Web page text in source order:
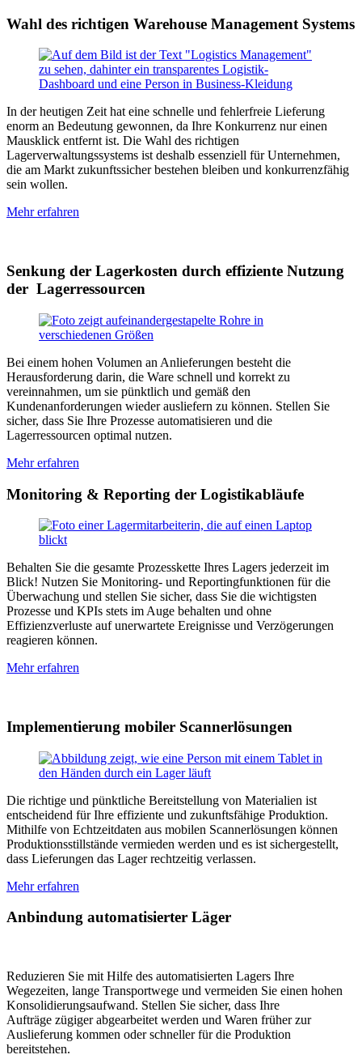
Wahl des richtigen Warehouse Management Systems
In der heutigen Zeit hat eine schnelle und fehlerfreie Lieferung
enorm an Bedeutung gewonnen, da Ihre Konkurrenz nur einen
Mausklick entfernt ist. Die Wahl des richtigen
Lagerverwaltungssystems ist deshalb essenziell für Unternehmen,
die am Markt zukunftssicher bestehen bleiben und konkurrenzfähig
sein wollen.
Mehr erfahren
Senkung der Lagerkosten durch effiziente Nutzung
der Lagerressourcen
Bei einem hohen Volumen an Anlieferungen besteht die
Herausforderung darin, die Ware schnell und korrekt zu
vereinnahmen, um sie pünktlich und gemäß den
Kundenanforderungen wieder ausliefern zu können. Stellen Sie
sicher, dass Sie Ihre Prozesse automatisieren und die
Lagerressourcen optimal nutzen.
Mehr erfahren
Monitoring & Reporting der Logistikabläufe
Behalten Sie die gesamte Prozesskette Ihres Lagers jederzeit im
Blick! Nutzen Sie Monitoring- und Reportingfunktionen für die
Überwachung und stellen Sie sicher, dass Sie die wichtigsten
Prozesse und KPIs stets im Auge behalten und ohne
Effizienzverluste auf unerwartete Ereignisse und Verzögerungen
reagieren können.
Mehr erfahren
Implementierung mobiler Scannerlösungen
Die richtige und pünktliche Bereitstellung von Materialien ist
entscheidend für Ihre effiziente und zukunftsfähige Produktion.
Mithilfe von Echtzeitdaten aus mobilen Scannerlösungen können
Produktionsstillstände vermieden werden und es ist sichergestellt,
dass Lieferungen das Lager rechtzeitig verlassen.
Mehr erfahren
Anbindung automatisierter Läger
Reduzieren Sie mit Hilfe des automatisierten Lagers Ihre
Wegezeiten, lange Transportwege und vermeiden Sie einen hohen
Konsolidierungsaufwand. Stellen Sie sicher, dass Ihre
Aufträge zügiger abgearbeitet werden und Waren früher zur
Auslieferung kommen oder schneller für die Produktion
bereitstehen.